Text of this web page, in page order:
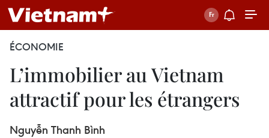
ÉCONOMIE
L’immobilier au Vietnam
attractif pour les étrangers
Nguyễn Thanh Bình